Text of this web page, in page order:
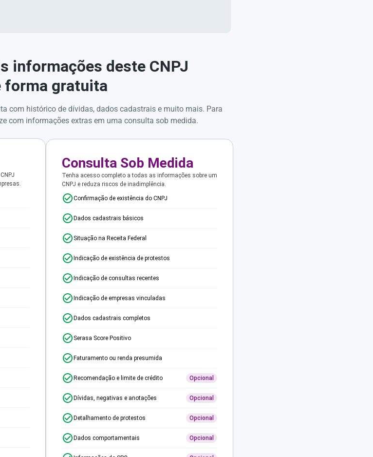
informações deste CNPJ
forma gratuita
com histórico de dívidas, dados cadastrais e muito mais. Para
com informações extras em uma consulta sob medida.
Consulta Sob Medida
Tenha acesso completo a todas as informações sobre um
CNPJ e reduza riscos de inadimplência.
Confirmação de existência do CNPJ
Dados cadastrais básicos
Situação na Receita Federal
Indicação de existência de protestos
Indicação de consultas recentes
Indicação de empresas vinculadas
Dados cadastrais completos
Serasa Score Positivo
Faturamento ou renda presumida
Recomendação e limite de crédito Opcional
Dívidas, negativas e anotações Opcional
Detalhamento de protestos Opcional
Dados comportamentais Opcional